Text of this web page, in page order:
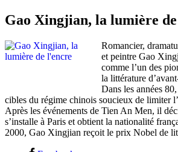
Gao Xingjian, la lumière
Romancier,
et peintre Gao
comme l’un des
la littérature
Dans les années
cibles du régime chinois soucieux de limiter
Après les événements de Tien An Men, il
s’installe à Paris et obtient la nationalité
2000, Gao Xingjian reçoit le prix Nobel de